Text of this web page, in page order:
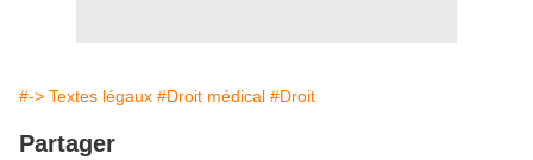
#-> Textes légaux #Droit médical #Droit
Partager